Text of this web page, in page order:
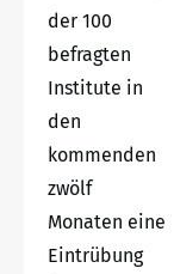
der 100
befragten
Institute in
den
kommenden
zwölf
Monaten eine
Eintrübung